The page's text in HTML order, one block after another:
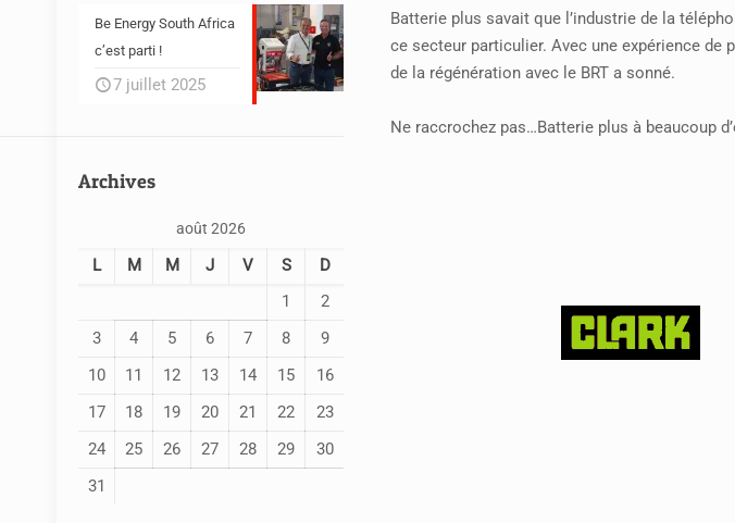
Batterie plus savait que l’industrie de la
ce secteur particulier. Avec une expérience de
de la régénération avec le BRT a sonné.
Ne raccrochez pas…Batterie plus à beaucoup
Be Energy South Africa
c’est parti !
7 juillet 2025
Archives
août 2026
L M M J V S
D
1
2
3
4 5 6 7 8
9
10
11 12 13 14 15
16
17
18 19 20 21 22
23
24
25 26 27 28 29
30
31